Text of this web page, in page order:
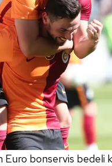
bonservis bedeli